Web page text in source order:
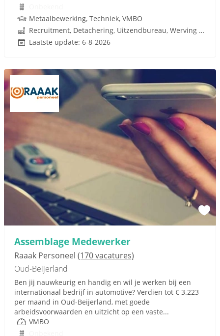
Metaalbewerking, Techniek, VMBO
Recruitment, Detachering, Uitzendbureau, Werving en Selectie
Laatste update: 6-8-2026
Assemblage Medewerker
Raaak Personeel (170 vacatures)
Oud-Beijerland
Ben jij nauwkeurig en handig en wil je werken bij een
internationaal bedrijf in automotive? Verdien tot € 3.223
per maand in Oud-Beijerland, met goede
arbeidsvoorwaarden en uitzicht op een vaste...
VMBO